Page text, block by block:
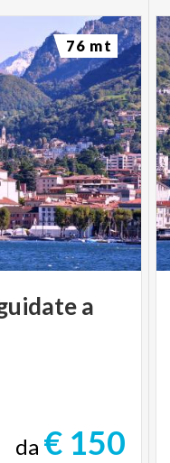
a
da € 150
76 mt